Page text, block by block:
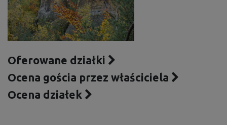
Oferowane działki
Ocena gościa przez właściciela
Ocena działek